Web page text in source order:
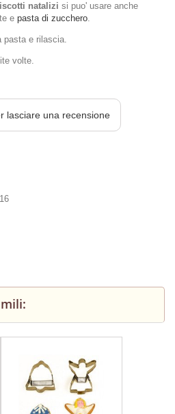
natalizi si puo' usare anche
e pasta di zucchero.
pasta e rilascia.
volte.
lasciare una recensione